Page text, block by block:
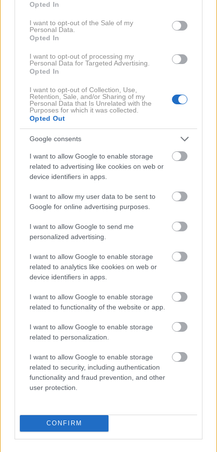
use your data for below specified purposes in below Google
consent section.
Opted In
I want to opt-out of the Sale of my
Personal Data.
Opted In
I want to opt-out of processing my
Personal Data for Targeted Advertising.
Opted In
I want to opt-out of Collection, Use,
Retention, Sale, and/or Sharing of my
Personal Data that Is Unrelated with the
Purposes for which it was collected.
Opted Out
Google consents
I want to allow Google to enable storage
related to advertising like cookies on web or
device identifiers in apps.
I want to allow my user data to be sent to
Google for online advertising purposes.
I want to allow Google to send me
personalized advertising.
I want to allow Google to enable storage
related to analytics like cookies on web or
device identifiers in apps.
I want to allow Google to enable storage
related to functionality of the website or app.
I want to allow Google to enable storage
related to personalization.
I want to allow Google to enable storage
related to security, including authentication
functionality and fraud prevention, and other
user protection.
CONFIRM
Ko je v zrelih letih upočasnila svoj življenjski tempo,
je zmanjšala vnos jajc na dve na dan, kar ji je še
vedno omogočalo zadosten vnos energije brez
Redko je uživala sadje in
zelenjavo
Emmin zdravnik, dr. Carlo Bava, ki jo je spremljal
skoraj trideset let, je pogosto poudaril njeno
nenavadno prehranjevalno rutino.
ni jedla sadja ali zelenjave, ki sicer veljata za
osnovna elementa zdrave prehrane. Kljub temu je
njeno zdravje presenetilo tako zdravnika kot številne
druge, saj ni nikoli potrebovala posebnih medicinskih
Življenje brez partnerja kot
ključ do notranjega miru
Strokovnjaki, ki preučujejo dolgoživost, pogosto
poudarjajo pomen kakovostnih odnosov za dolgo
življenje, zato je še toliko bolj zanimivo, da je Emma
večino življenja preživela brez partnerja.
Njen edini zakon pri 20 letih je bil nesrečen in
je bila prisiljena v zvezo, ki je bila zanj polna nasilja.
Leta 1938 je zakon končno zapustila in se odločila, da